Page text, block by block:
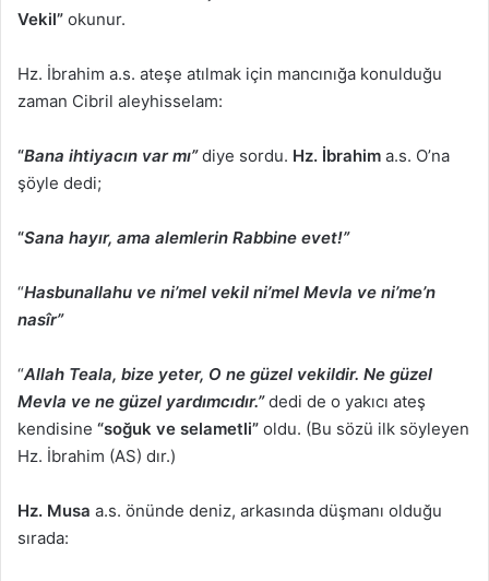
Vekil” okunur.
Hz. İbrahim a.s. ateşe atılmak için mancınığa konulduğu
zaman Cibril aleyhisselam:
“Bana ihtiyacın var mı”diye sordu. Hz. İbrahim a.s. O’na
şöyle dedi;
“Sana hayır, ama alemlerin Rabbine evet!”
“Hasbunallahu ve ni’mel vekil ni’mel Mevla ve ni’me’n
nasîr”
“Allah Teala, bize yeter, O ne güzel vekildir. Ne güzel
Mevla ve ne güzel yardımcıdır.”dedi de o yakıcı ateş
kendisine “soğuk ve selametli” oldu. (Bu sözü ilk söyleyen
Hz. İbrahim (AS) dır.)
Hz. Musa a.s. önünde deniz, arkasında düşmanı olduğu
sırada: